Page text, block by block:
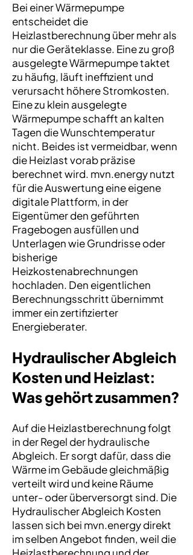
Bei einer Wärmepumpe
entscheidet die
Heizlastberechnung über mehr als
nur die Geräteklasse. Eine zu groß
ausgelegte Wärmepumpe taktet
zu häufig, läuft ineffizient und
verursacht höhere Stromkosten.
Eine zu klein ausgelegte
Wärmepumpe schafft an kalten
Tagen die Wunschtemperatur
nicht. Beides ist vermeidbar, wenn
die Heizlast vorab präzise
berechnet wird. mvn.energy nutzt
für die Auswertung eine eigene
digitale Plattform, in der
Eigentümer den geführten
Fragebogen ausfüllen und
Unterlagen wie Grundrisse oder
bisherige
Heizkostenabrechnungen
hochladen. Den eigentlichen
Berechnungsschritt übernimmt
immer ein zertifizierter
Energieberater.
Hydraulischer Abgleich
Kosten und Heizlast:
Was gehört zusammen?
Auf die Heizlastberechnung folgt
in der Regel der hydraulische
Abgleich. Er sorgt dafür, dass die
Wärme im Gebäude gleichmäßig
verteilt wird und keine Räume
unter- oder überversorgt sind. Die
Hydraulischer Abgleich Kosten
lassen sich bei mvn.energy direkt
im selben Angebot finden, weil die